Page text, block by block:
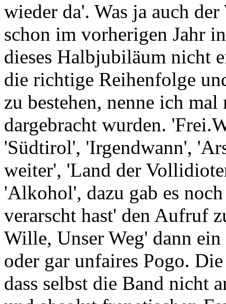
wieder da'. Was ja auch
schon im vorherigen Jahr
dieses Halbjubiläum nicht
die richtige Reihenfolge
zu bestehen, nenne ich
dargebracht wurden.
'Südtirol', 'Irgendwann',
weiter', 'Land der
'Alkohol', dazu gab es
verarscht hast' den Aufruf
Wille, Unser Weg' dann
oder gar unfaires Pogo.
dass selbst die Band nicht